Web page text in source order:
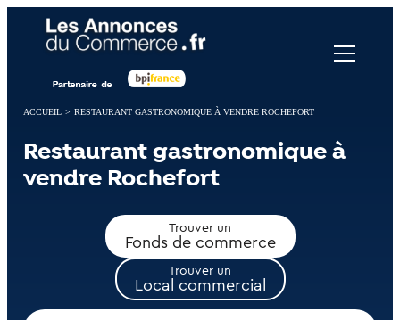
ACCUEIL > RESTAURANT GASTRONOMIQUE À VENDRE ROCHEFORT
Restaurant gastronomique à
vendre Rochefort
Trouver un
Fonds de commerce
Trouver un
Local commercial
Panneau de gestion des cookies